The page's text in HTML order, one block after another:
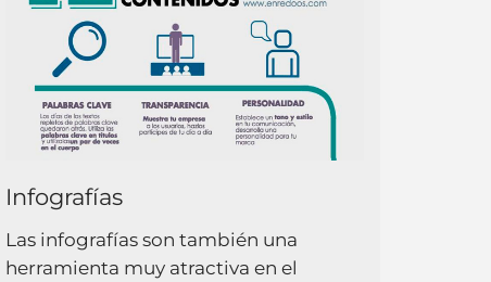
Infografías
Las infografías son también una
herramienta muy atractiva en el